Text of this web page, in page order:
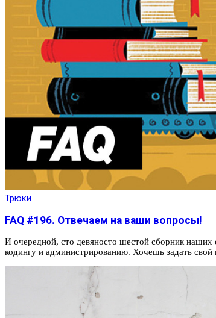
Трюки
FAQ #196. Отвечаем на ваши вопросы!
И очередной, сто девяносто шестой сборник
кодингу и администрированию. Хочешь задать